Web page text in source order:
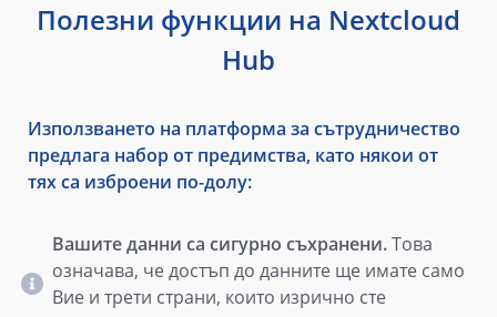
Полезни функции на Nextcloud
Hub
Използването на платформа за сътрудничество
предлага набор от предимства, като някои от
тях са изброени по-долу:
Вашите данни са сигурно съхранени.Това
означава, че достъп до данните ще имате само
Вие и трети страни, които изрично сте